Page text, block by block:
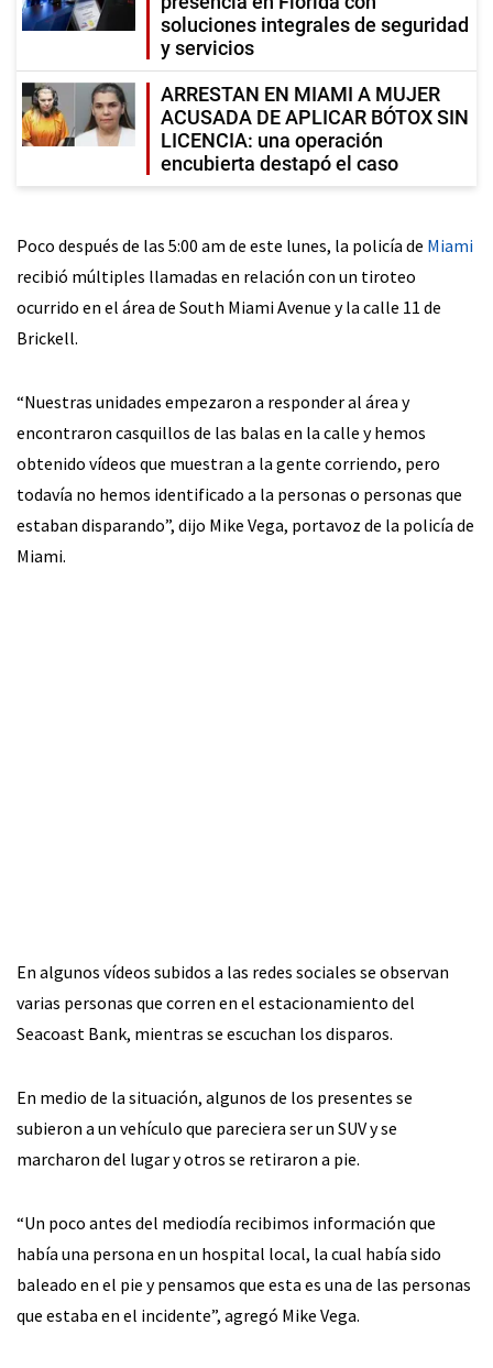
soluciones integrales de seguridad
y servicios
ARRESTAN EN MIAMI A MUJER
ACUSADA DE APLICAR BÓTOX SIN
LICENCIA: una operación
encubierta destapó el caso
Poco después de las 5:00 am de este lunes, la policía de Miami
recibió múltiples llamadas en relación con un tiroteo
ocurrido en el área de South Miami Avenue y la calle 11 de
Brickell.
“Nuestras unidades empezaron a responder al área y
encontraron casquillos de las balas en la calle y hemos
obtenido vídeos que muestran a la gente corriendo, pero
todavía no hemos identificado a la personas o personas que
estaban disparando”, dijo Mike Vega, portavoz de la policía de
Miami.
En algunos vídeos subidos a las redes sociales se observan
varias personas que corren en el estacionamiento del
Seacoast Bank, mientras se escuchan los disparos.
En medio de la situación, algunos de los presentes se
subieron a un vehículo que pareciera ser un SUV y se
marcharon del lugar y otros se retiraron a pie.
“Un poco antes del mediodía recibimos información que
había una persona en un hospital local, la cual había sido
baleado en el pie y pensamos que esta es una de las personas
que estaba en el incidente”, agregó Mike Vega.